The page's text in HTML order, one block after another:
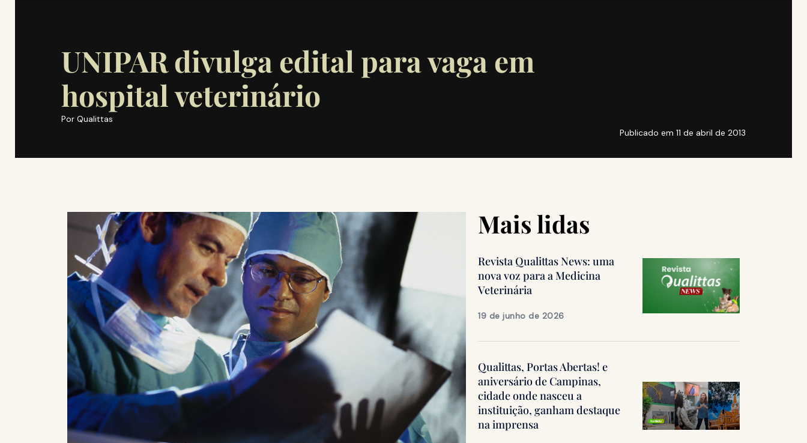
UNIPAR divulga edital para vaga em
hospital veterinário
Por Qualittas
Publicado em 11 de abril de 2013
Mais lidas
Revista Qualittas News: uma
nova voz para a Medicina
Veterinária
19 de junho de 2026
Qualittas, Portas Abertas! e
aniversário de Campinas,
cidade onde nasceu a
instituição, ganham destaque
na imprensa